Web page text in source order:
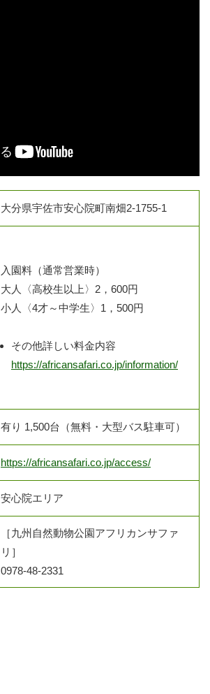
大分県宇佐市安心院町南畑2-1755‐1
入園料（通常営業時）
大人〈高校生以上〉2，600円
小人〈4才～中学生〉1，500円
その他詳しい料金内容
https://africansafari.co.jp/information/
有り 1,500台（無料・大型バス駐車可）
https://africansafari.co.jp/access/
安心院エリア
［九州自然動物公園アフリカンサファ
リ］
0978-48-2331